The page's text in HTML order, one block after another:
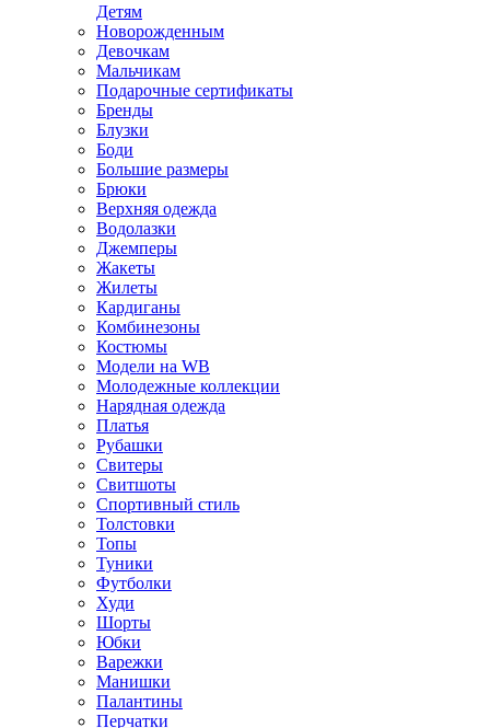
Детям
Новорожденным
Девочкам
Мальчикам
Подарочные сертификаты
Бренды
Блузки
Боди
Большие размеры
Брюки
Верхняя одежда
Водолазки
Джемперы
Жакеты
Жилеты
Кардиганы
Комбинезоны
Костюмы
Модели на WB
Молодежные коллекции
Нарядная одежда
Платья
Рубашки
Свитеры
Свитшоты
Спортивный стиль
Толстовки
Топы
Туники
Футболки
Худи
Шорты
Юбки
Варежки
Манишки
Палантины
Перчатки